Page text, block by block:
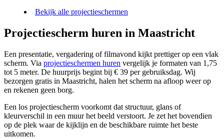
Bekijk alle projectieschermen
Projectiescherm huren in Maastricht
Een presentatie, vergadering of filmavond kijkt prettiger op een vlak
scherm. Via projectieschermen huren vergelijk je formaten van 1,75
tot 5 meter. De huurprijs begint bij € 39 per gebruiksdag. Wij
bezorgen gratis in Maastricht, halen het scherm na afloop weer op
en rekenen geen borg.
Een los projectiescherm voorkomt dat structuur, glans of
kleurverschil in een muur het beeld verstoort. Je zet het bovendien
op de plek waar de kijklijn en de beschikbare ruimte het beste
uitkomen.